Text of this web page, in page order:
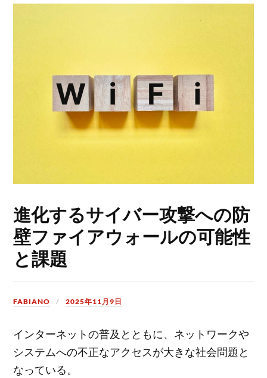
進化するサイバー攻撃への防
壁ファイアウォールの可能性
と課題
FABIANO 2025年11月9日
インターネットの普及とともに、ネットワークや
システムへの不正なアクセスが大きな社会問題と
なっている。